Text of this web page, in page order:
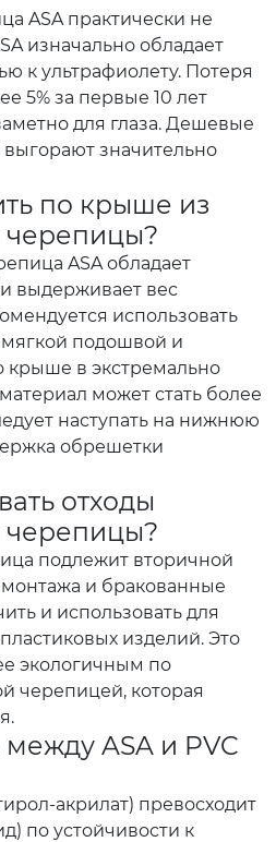
ASA практически не
изначально обладает
к ультрафиолету. Потеря
5% за первые 10 лет
для глаза. Дешевые
выгорают значительно
по крыше из
черепицы?
ASA обладает
выдерживает вес
использовать
подошвой и
крыше в экстремально
может стать более
наступать на нижнюю
обрешетки
отходы
черепицы?
подлежит вторичной
и бракованные
и использовать для
изделий. Это
экологичным по
черепицей, которая
ASA и PVC
акрилат) превосходит
по устойчивости к